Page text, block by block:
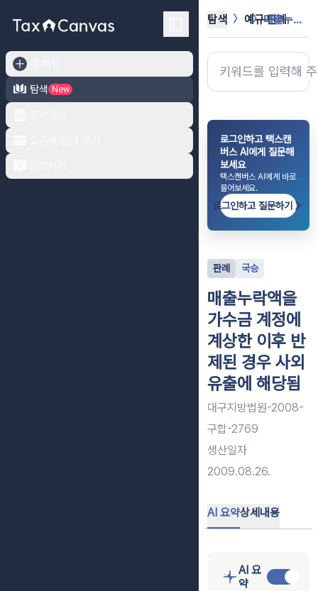
탐색
New
탐색 예규·판례 매출누락액을 가수금 계정에 계상한 이...
로그인하고 택스캔
버스 AI에게 질문해
보세요
택스캔버스 AI에게 바로
물어보세요.
로그인하고 질문하기
판례 국승
매출누락액을
가수금 계정에
계상한 이후 반
제된 경우 사외
유출에 해당됨
대구지방법원-2008-
구합-2769
생산일자
2009.08.26.
AI 요약상세내용
AI 요
약